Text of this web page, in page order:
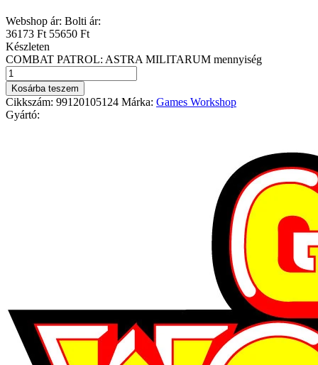
Webshop ár: Bolti ár:
36173 Ft 55650 Ft
Készleten
COMBAT PATROL: ASTRA MILITARUM mennyiség
Kosárba teszem
Cikkszám: 99120105124 Márka: Games Workshop
Gyártó: